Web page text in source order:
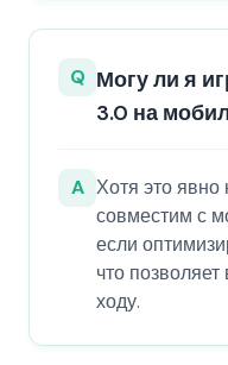
Q Могу ли я
3.0 на
A Хотя это явно
совместим с
если
что
ходу.